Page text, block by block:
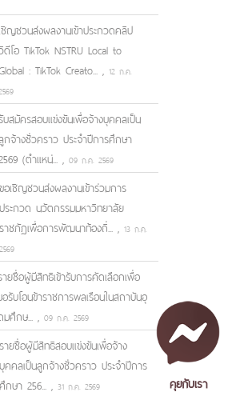
ชิญชวนส่งผลงานเข้าประกวดคลิป
ดีโอ TikTok NSTRU Local to
: TikTok Creato... , 12 ก.ค.
บสมัครสอบแข่งขันเพื่อจ้างบุคคลเป็น
กจ้างชั่วคราว ประจำปีการศึกษา
(ตำแหน่... , 09 ก.ค. 2569
ขอเชิญชวนส่งผลงานเข้าร่วมการ
ประกวด นวัตกรรมมหาวิทยาลัย
ราชภัฏเพื่อการพัฒนาท้องถิ่... , 13 ก.ค.
2569
ยชื่อผู้มีสิทธิเข้ารับการคัดเลือกเพื่อ
รับโอนข้าราชการพลเรือนในสถาบันอุ
ศึกษ... , 09 ก.ค. 2569
รายชื่อผู้มีสิทธิสอบแข่งขันเพื่อจ้าง
บุคคลเป็นลูกจ้างชั่วคราว ประจำปีการ
ศึกษา 256... , 31 ก.ค. 2569 คุยกับเรา